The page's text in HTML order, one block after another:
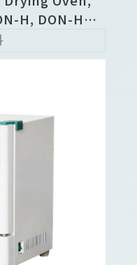
H, DON-HE